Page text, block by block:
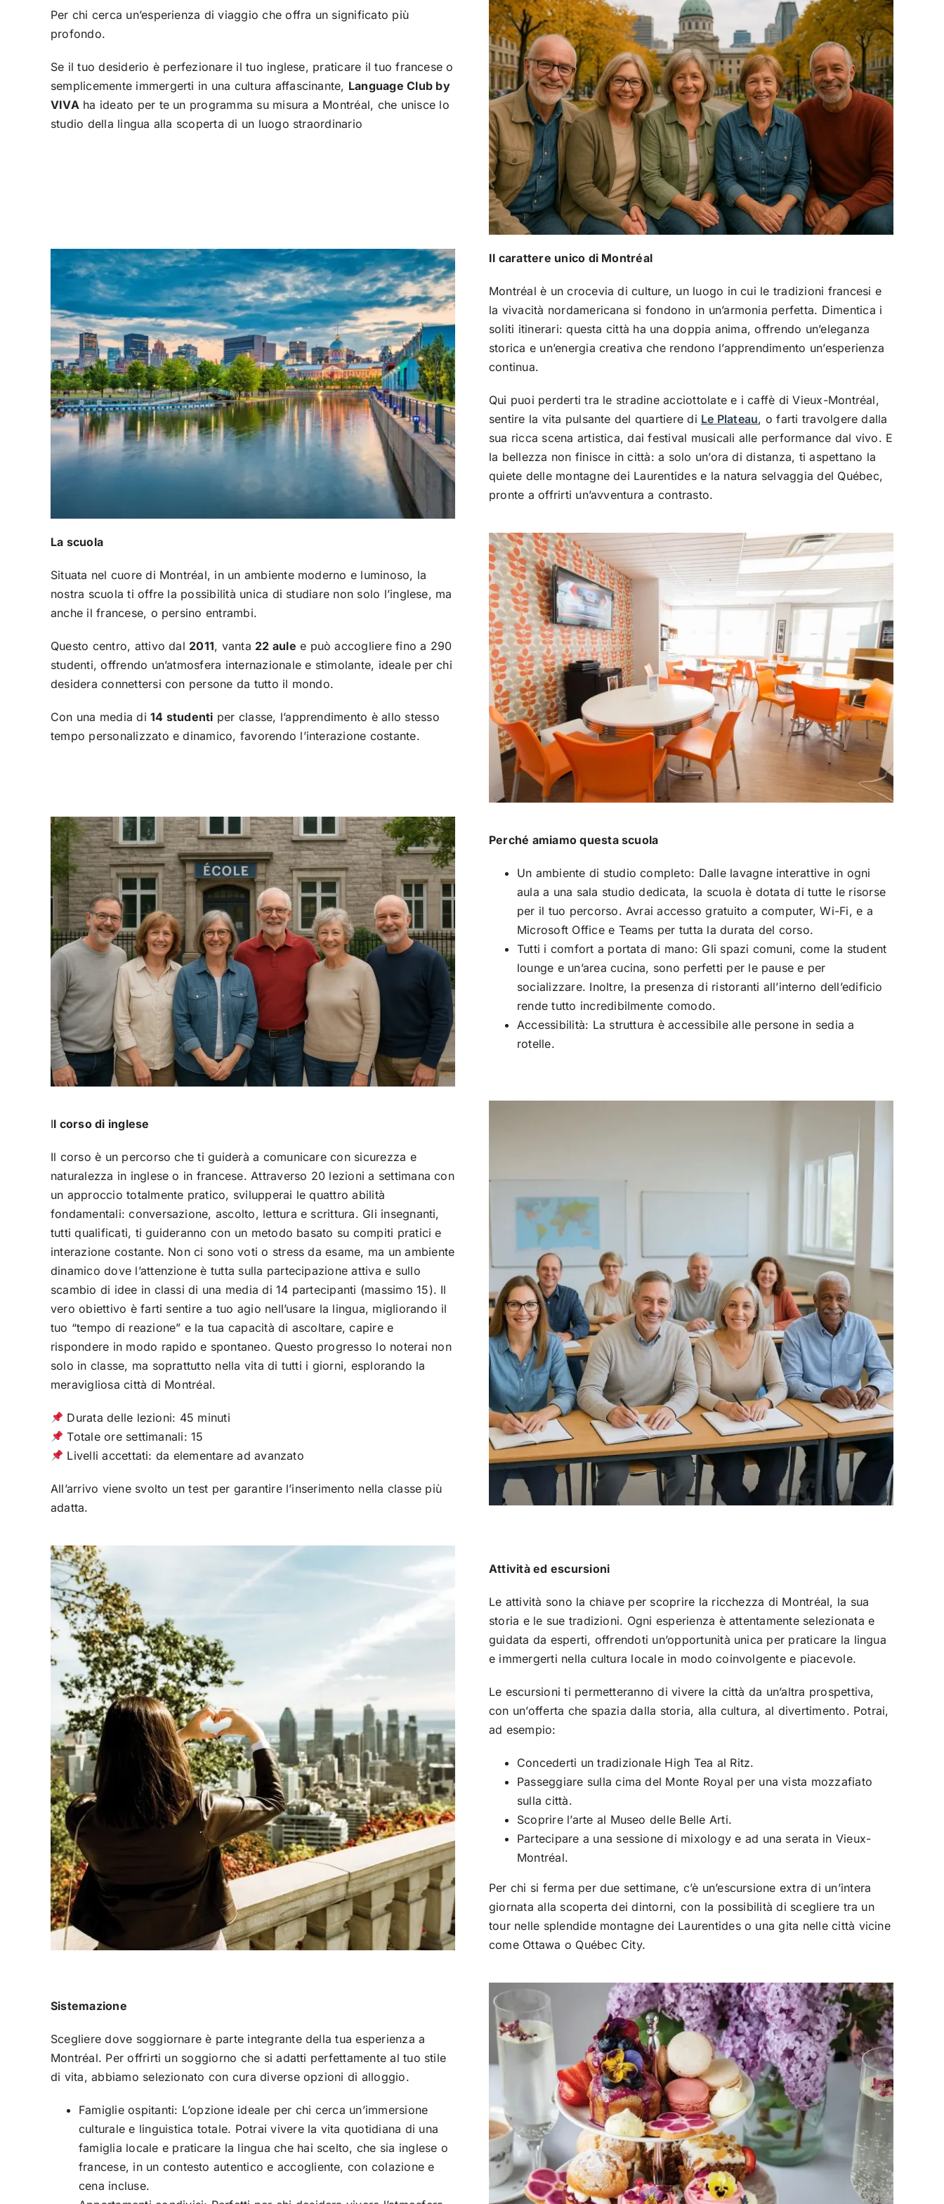
Per chi cerca un’esperienza di viaggio che offra un significato più
profondo.
Se il tuo desiderio è perfezionare il tuo inglese, praticare il tuo francese o
semplicemente immergerti in una cultura affascinante, Language Club by
VIVAha ideato per te un programma su misura a Montréal, che unisce lo
studio della lingua alla scoperta di un luogo straordinario
Il carattere unico di Montréal
Montréal è un crocevia di culture, un luogo in cui le tradizioni francesi e
la vivacità nordamericana si fondono in un’armonia perfetta. Dimentica i
soliti itinerari: questa città ha una doppia anima, offrendo un’eleganza
storica e un’energia creativa che rendono l’apprendimento un’esperienza
continua.
Qui puoi perderti tra le stradine acciottolate e i caffè diVieux-Montréal,
sentire la vita pulsante del quartiere di Le Plateau, o farti travolgere dalla
sua ricca scena artistica, dai festival musicali alle performance dal vivo. E
la bellezza non finisce in città: a solo un’ora di distanza, ti aspettano la
quiete delle montagne dei Laurentides e la natura selvaggia del Québec,
pronte a offrirti un’avventura a contrasto.
La scuola
Situata nel cuore di Montréal, in un ambiente moderno e luminoso, la
nostra scuola ti offre la possibilità unica di studiare non solo l’inglese, ma
anche il francese, o persino entrambi.
Questo centro, attivo dal 2011, vanta 22 aule e può accogliere fino a 290
studenti, offrendo un’atmosfera internazionale e stimolante, ideale per chi
desidera connettersi con persone da tutto il mondo.
Con una media di14 studenti per classe, l’apprendimento è allo stesso
tempo personalizzato e dinamico, favorendo l’interazione costante.
Perché amiamo questa scuola
Un ambiente di studio completo: Dalle lavagne interattive in ogni
aula a una sala studio dedicata, la scuola è dotata di tutte le risorse
per il tuo percorso. Avrai accesso gratuito a computer, Wi-Fi, e a
Microsoft Office e Teams per tutta la durata del corso.
Tutti i comfort a portata di mano: Gli spazi comuni, come la student
lounge e un’area cucina, sono perfetti per le pause e per
socializzare. Inoltre, la presenza di ristoranti all’interno dell’edificio
rende tutto incredibilmente comodo.
Accessibilità: La struttura è accessibile alle persone in sedia a
rotelle.
Il corso di inglese
Il corso è un percorso che ti guiderà a comunicare con sicurezza e
naturalezza in inglese o in francese. Attraverso 20 lezioni a settimana con
un approccio totalmente pratico, svilupperai le quattro abilità
fondamentali: conversazione, ascolto, lettura e scrittura. Gli insegnanti,
tutti qualificati, ti guideranno con un metodo basato su compiti pratici e
interazione costante. Non ci sono voti o stress da esame, ma un ambiente
dinamico dove l’attenzione è tutta sulla partecipazione attiva e sullo
scambio di idee in classi di una media di 14 partecipanti (massimo 15). Il
vero obiettivo è farti sentire a tuo agio nell’usare la lingua, migliorando il
tuo “tempo di reazione” e la tua capacità di ascoltare, capire e
rispondere in modo rapido e spontaneo. Questo progresso lo noterai non
solo in classe, ma soprattutto nella vita di tutti i giorni, esplorando la
meravigliosa città di Montréal.
Durata delle lezioni: 45 minuti
Totale ore settimanali: 15
Livelli accettati: da elementare ad avanzato
All’arrivo viene svolto un test per garantire l’inserimento nella classe più
adatta.
Attività ed escursioni
Le attività sono la chiave per scoprire la ricchezza di Montréal, la sua
storia e le sue tradizioni. Ogni esperienza è attentamente selezionata e
guidata da esperti, offrendoti un’opportunità unica per praticare la lingua
e immergerti nella cultura locale in modo coinvolgente e piacevole.
Le escursioni ti permetteranno di vivere la città da un’altra prospettiva,
con un’offerta che spazia dalla storia, alla cultura, al divertimento. Potrai,
ad esempio:
Concederti un tradizionale High Tea al Ritz.
Passeggiare sulla cima del Monte Royal per una vista mozzafiato
sulla città.
Scoprire l’arte al Museo delle Belle Arti.
Partecipare a una sessione di mixology e ad una serata in Vieux-
Montréal.
Per chi si ferma per due settimane, c’è un’escursione extra di un’intera
giornata alla scoperta dei dintorni, con la possibilità di scegliere tra un
tour nelle splendide montagne dei Laurentides o una gita nelle città vicine
come Ottawa o Québec City.
Sistemazione
Scegliere dove soggiornare è parte integrante della tua esperienza a
Montréal. Per offrirti un soggiorno che si adatti perfettamente al tuo stile
di vita, abbiamo selezionato con cura diverse opzioni di alloggio.
Famiglie ospitanti: L’opzione ideale per chi cerca un’immersione
culturale e linguistica totale. Potrai vivere la vita quotidiana di una
famiglia locale e praticare la lingua che hai scelto, che sia inglese o
francese, in un contesto autentico e accogliente, con colazione e
cena incluse.